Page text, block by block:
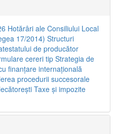
Hotărâri ale Consiliului Local
17/2014) Structuri
de producător
cereri tipStrategia de
finanţare internaţională
procedurii succesorale
Taxe şi impozite